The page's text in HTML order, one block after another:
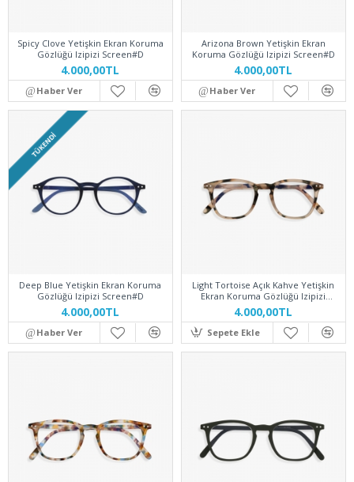
Spicy Clove Yetişkin Ekran Koruma
Gözlüğü Izipizi Screen#D
4.000,00TL
Haber Ver
Arizona Brown Yetişkin Ekran
Koruma Gözlüğü Izipizi Screen#D
4.000,00TL
Haber Ver
TÜKENDI
Deep Blue Yetişkin Ekran Koruma
Gözlüğü Izipizi Screen#D
4.000,00TL
Haber Ver
Light Tortoise Açık Kahve Yetişkin
Ekran Koruma Gözlüğü Izipizi
Screen#E
4.000,00TL
Sepete Ekle